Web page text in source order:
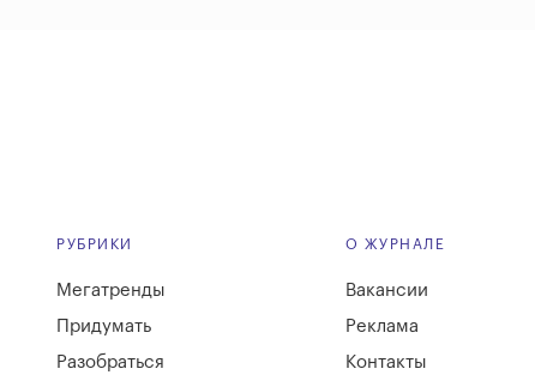
РУБРИКИ
Мегатренды
Придумать
Разобраться
О ЖУРНАЛЕ
Вакансии
Реклама
Контакты